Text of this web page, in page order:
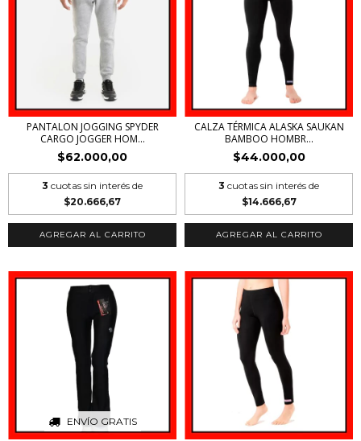
PANTALON JOGGING SPYDER
CARGO JOGGER HOM...
$62.000,00
3 cuotas sin interés de
$20.666,67
AGREGAR AL CARRITO
CALZA TÉRMICA ALASKA SAUKAN
BAMBOO HOMBR...
$44.000,00
3 cuotas sin interés de
$14.666,67
AGREGAR AL CARRITO
ENVÍO GRATIS